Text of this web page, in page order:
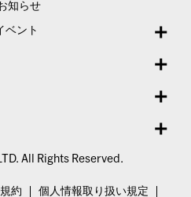
知らせ
ベント
All Rights Reserved.
約 個人情報取り扱い規定